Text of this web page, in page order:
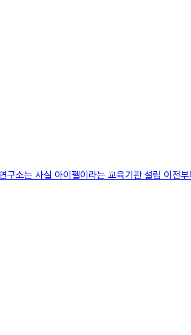
소는 사실 아이펠이라는 교육기관 설립 이전